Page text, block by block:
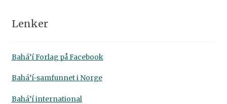
Lenker
Bahá’í Forlag på Facebook
Bahá’í-samfunnet i Norge
Bahá’í international